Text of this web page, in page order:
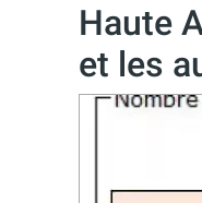
Haute
et les